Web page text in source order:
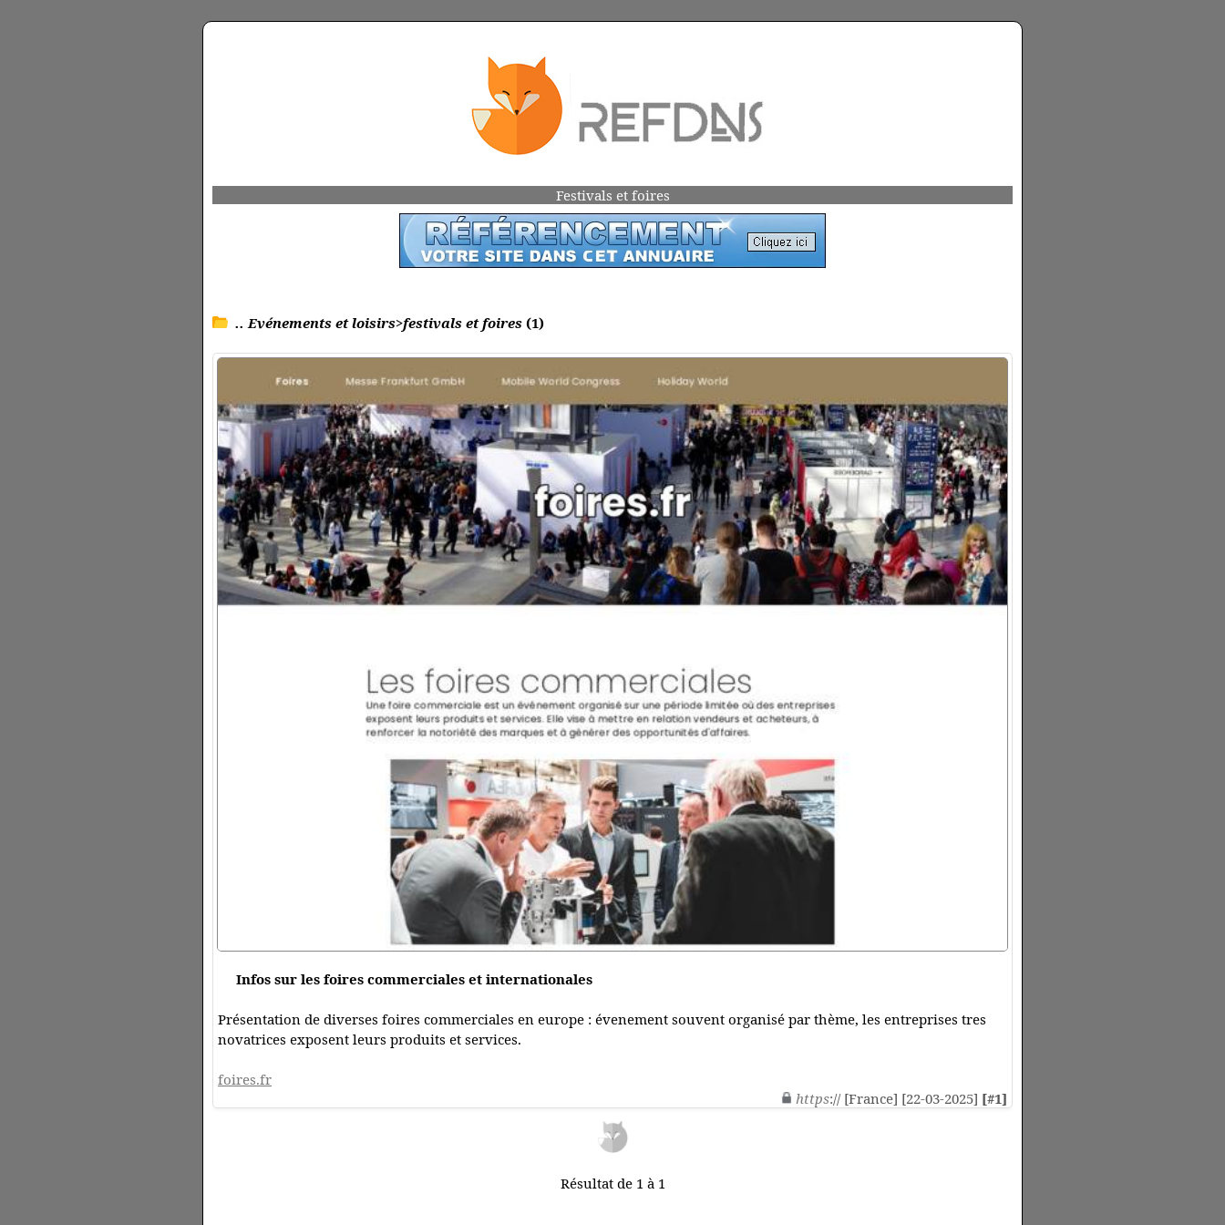
Festivals et foires
.. Evénements et loisirs>festivals et foires (1)
Infos sur les foires commerciales et internationales
Présentation de diverses foires commerciales en europe : évenement souvent organisé par thème, les entreprises tres
novatrices exposent leurs produits et services.
foires.fr
https:// [France] [22-03-2025] [#1]
Résultat de 1 à 1